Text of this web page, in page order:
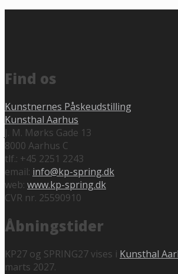
Find os
Kunstnernes Påskeudstilling
Kunsthal Aarhus
J. M. Mørks Gade 13
8000 Aarhus C
tlf.: +45 2251 2243
email: info@kp-spring.dk
web: www.kp-spring.dk
CVR nr. 25590910
Åbningstider
KP27 og SPRING27 vises i Kunsthal
marts 2027.